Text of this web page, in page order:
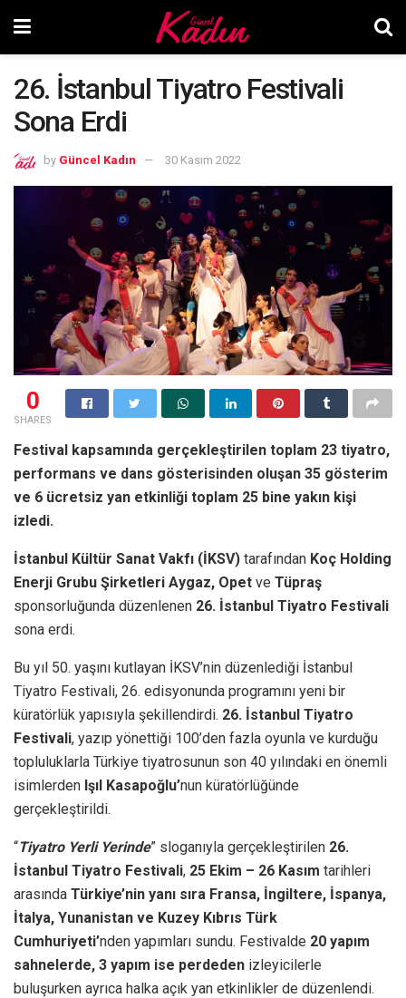
26. İstanbul Tiyatro Festivali
Sona Erdi
by Güncel Kadın 30 Kasım 2022
0
SHARES
Festival kapsamında gerçekleştirilen toplam 23 tiyatro,
performans ve dans gösterisinden oluşan 35 gösterim
ve 6 ücretsiz yan etkinliği toplam 25 bine yakın kişi
izledi.
İstanbul Kültür Sanat Vakfı (İKSV) tarafından Koç Holding
Enerji Grubu Şirketleri Aygaz, Opet ve Tüpraş
sponsorluğunda düzenlenen 26. İstanbul Tiyatro Festivali
sona erdi.
Bu yıl 50. yaşını kutlayan İKSV’nin düzenlediği İstanbul
Tiyatro Festivali, 26. edisyonunda programını yeni bir
küratörlük yapısıyla şekillendirdi. 26. İstanbul Tiyatro
Festivali, yazıp yönettiği 100’den fazla oyunla ve kurduğu
topluluklarla Türkiye tiyatrosunun son 40 yılındaki en önemli
isimlerden Işıl Kasapoğlu’nun küratörlüğünde
gerçekleştirildi.
“Tiyatro Yerli Yerinde” sloganıyla gerçekleştirilen 26.
İstanbul Tiyatro Festivali, 25 Ekim – 26 Kasım tarihleri
arasında Türkiye’nin yanı sıra Fransa, İngiltere, İspanya,
İtalya, Yunanistan ve Kuzey Kıbrıs Türk
Cumhuriyeti’nden yapımları sundu. Festivalde 20 yapım
sahnelerde, 3 yapım ise perdeden izleyicilerle
buluşurken ayrıca halka açık yan etkinlikler de düzenlendi.